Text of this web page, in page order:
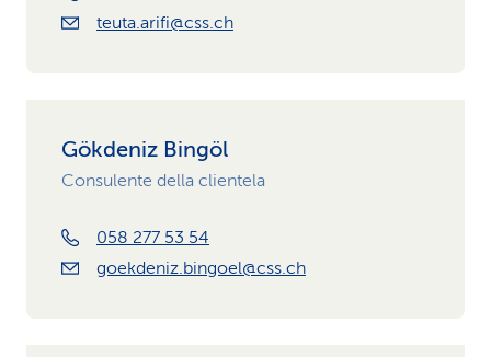
teuta.arifi@css.ch
Gökdeniz Bingöl
Consulente della clientela
058 277 53 54
goekdeniz.bingoel@css.ch